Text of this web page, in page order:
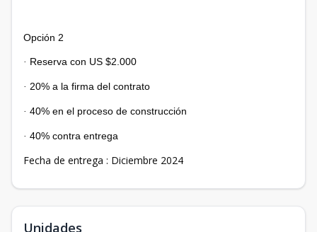
Opción 2
· Reserva con US $2.000
· 20% a la firma del contrato
· 40% en el proceso de construcción
· 40% contra entrega
Fecha de entrega : Diciembre 2024
Unidades